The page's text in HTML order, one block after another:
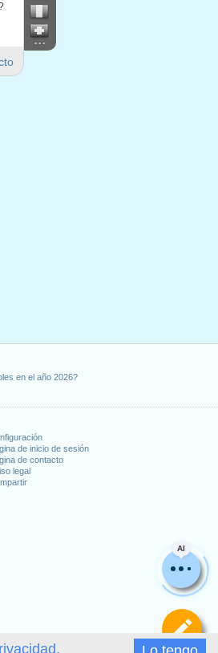
en el año 2026?
de inicio de sesión
de contacto
legal
AI
...